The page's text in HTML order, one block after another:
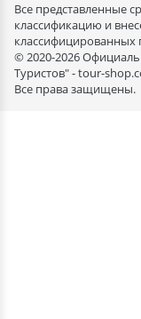
Все представленные
классификацию и
классифицированных
© 2020-2026
Туристов" - tour-
Все права защищены.